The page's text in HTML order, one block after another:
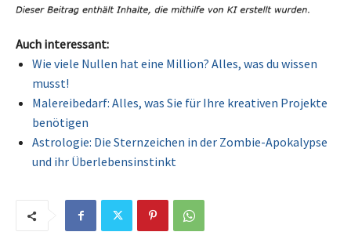
Auch interessant:
Wie viele Nullen hat eine Million? Alles, was du wissen
musst!
Malereibedarf: Alles, was Sie für Ihre kreativen Projekte
benötigen
Astrologie: Die Sternzeichen in der Zombie-Apokalypse
und ihr Überlebensinstinkt